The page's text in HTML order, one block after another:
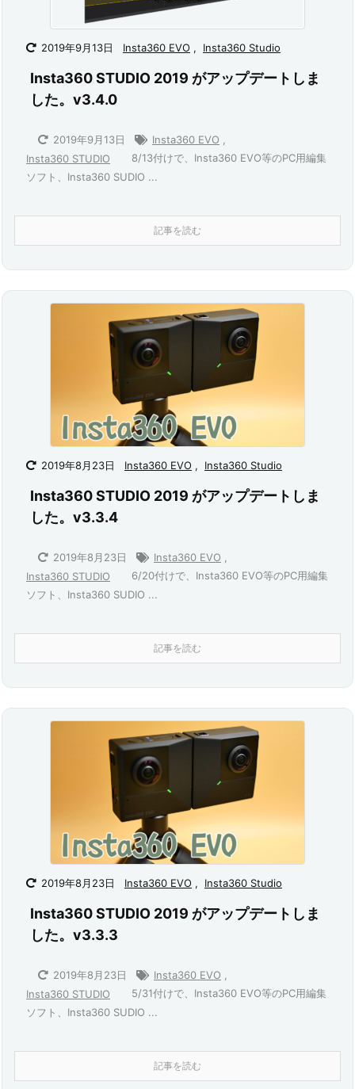
2019年9月13日 Insta360 EVO , Insta360 Studio
Insta360 STUDIO 2019 がアップデートしま
した。v3.4.0
2019年9月13日 Insta360 EVO ,
Insta360 STUDIO
8/13付けで、Insta360 EVO等のPC用編集
ソフト、Insta360 SUDIO ...
記事を読む
2019年8月23日 Insta360 EVO , Insta360 Studio
Insta360 STUDIO 2019 がアップデートしま
した。v3.3.4
2019年8月23日 Insta360 EVO ,
Insta360 STUDIO
6/20付けで、Insta360 EVO等のPC用編集
ソフト、Insta360 SUDIO ...
記事を読む
2019年8月23日 Insta360 EVO , Insta360 Studio
Insta360 STUDIO 2019 がアップデートしま
した。v3.3.3
2019年8月23日 Insta360 EVO ,
Insta360 STUDIO
5/31付けで、Insta360 EVO等のPC用編集
ソフト、Insta360 SUDIO ...
記事を読む